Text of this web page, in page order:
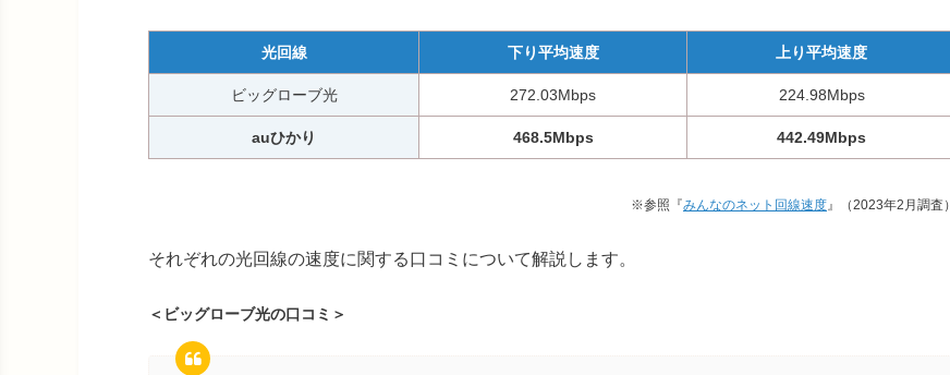
光回線 下り平均速度 上り平均速度
ビッグローブ光 272.03Mbps 224.98Mbps
auひかり 468.5Mbps 442.49Mbps
※参照『みんなのネット回線速度』（2023年2月調査）
それぞれの光回線の速度に関する口コミについて解説します。
＜ビッグローブ光の口コミ＞